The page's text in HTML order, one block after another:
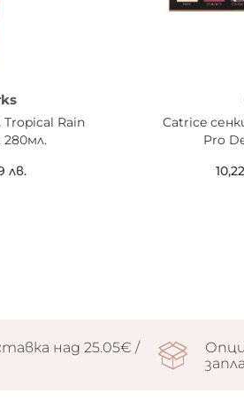
Rain
280мл.
лв.
Catrice
Pro
над 25.05€ /